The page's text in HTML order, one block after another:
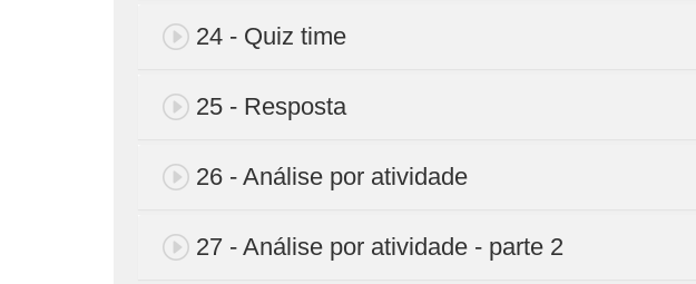
24 - Quiz time
25 - Resposta
26 - Análise por atividade
27 - Análise por atividade - parte 2